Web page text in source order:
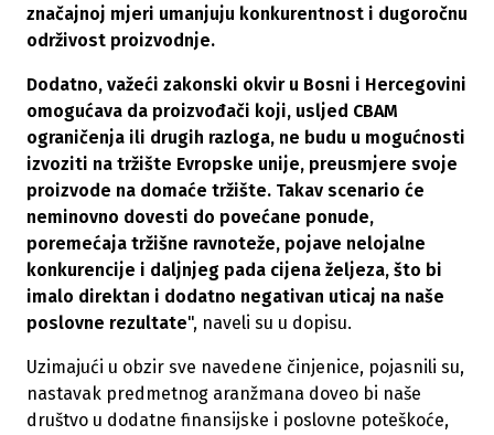
značajnoj mjeri umanjuju konkurentnost i dugoročnu
održivost proizvodnje.
Dodatno, važeći zakonski okvir u Bosni i Hercegovini
omogućava da proizvođači koji, usljed CBAM
ograničenja ili drugih razloga, ne budu u mogućnosti
izvoziti na tržište Evropske unije, preusmjere svoje
proizvode na domaće tržište. Takav scenario će
neminovno dovesti do povećane ponude,
poremećaja tržišne ravnoteže, pojave nelojalne
konkurencije i daljnjeg pada cijena željeza, što bi
imalo direktan i dodatno negativan uticaj na naše
poslovne rezultate", naveli su u dopisu.
Uzimajući u obzir sve navedene činjenice, pojasnili su,
nastavak predmetnog aranžmana doveo bi naše
društvo u dodatne finansijske i poslovne poteškoće,